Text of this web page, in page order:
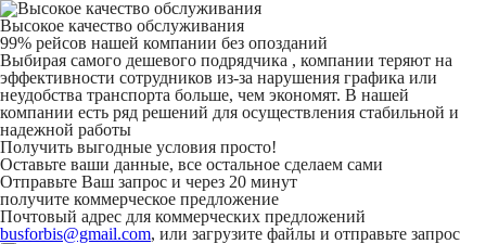
Высокое качество обслуживания
99% рейсов нашей компании без опозданий
Выбирая самого дешевого подрядчика , компании теряют на
эффективности сотрудников из-за нарушения графика или
неудобства транспорта больше, чем экономят. В нашей
компании есть ряд решений для осуществления стабильной и
надежной работы
Получить выгодные условия просто!
Оставьте ваши данные, все остальное сделаем сами
Отправьте Ваш запрос и через 20 минут
получите коммерческое предложение
Почтовый адрес для коммерческих предложений
busforbis@gmail.com, или загрузите файлы и отправьте запрос